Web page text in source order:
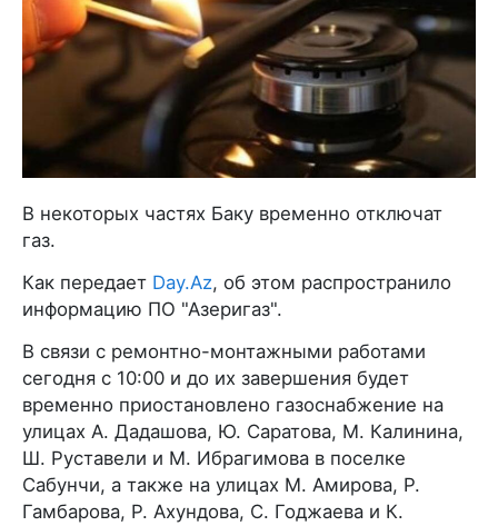
В некоторых частях Баку временно отключат
газ.
Как передает Day.Az, об этом распространило
информацию ПО "Азеригаз".
В связи с ремонтно-монтажными работами
сегодня с 10:00 и до их завершения будет
временно приостановлено газоснабжение на
улицах А. Дадашова, Ю. Саратова, М. Калинина,
Ш. Руставели и М. Ибрагимова в поселке
Сабунчи, а также на улицах М. Амирова, Р.
Гамбарова, Р. Ахундова, С. Годжаева и К.